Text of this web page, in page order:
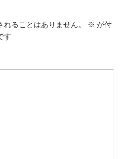
ることはありません。 ※ が付
す